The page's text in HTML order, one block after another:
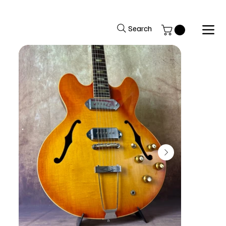
Search